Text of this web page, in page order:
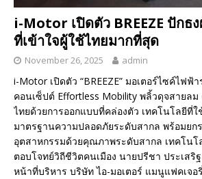
i-Motor เปิดตัว BREEZE ปักธ
ที่เข้าใจผู้ใช้ไทยมากที่สุด
November 26, 2025 admin
i-Motor เปิดตัว “BREEZE” มอเตอร์ไซค์ไฟ
คอนเซ็ปต์ Effortless Mobility พลิ้วดุจสายลม
ไทยด้วยการออกแบบที่คล่องตัว เทคโนโลยีที่ใ
มาตรฐานความปลอดภัยระดับสากล พร้อมยก
อุตสาหกรรมด้วยคุณภาพระดับสากล เทคโน
ตอบโจทย์วิถีชีวิตคนเมือง นายปรีชา ประเสริ
หน้าที่บริหาร บริษัท ไอ-มอเตอร์ แมนูแฟคเจอ